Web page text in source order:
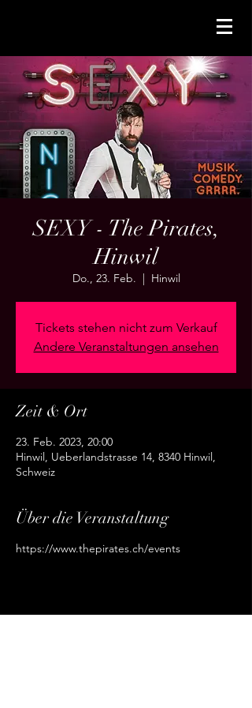
SEXY - The Pirates,
Hinwil
Do., 23. Feb.
  |
Hinwil
Tickets stehen nicht zum Verkauf
Andere Veranstaltungen ansehen
Zeit & Ort
23. Feb. 2023, 20:00
Hinwil, Ueberlandstrasse 14, 8340 Hinwil,
Schweiz
Über die Veranstaltung
https://www.thepirates.ch/events